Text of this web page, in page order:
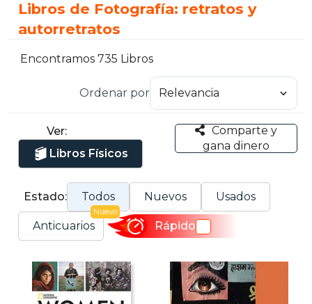
Libros de Fotografía: retratos y
autorretratos
Encontramos 735 Libros
Ordenar por
Ver:
Libros Físicos
Comparte y
gana dinero
Estado: Todos Nuevos Usados
Anticuarios
Nuevo
Rápido